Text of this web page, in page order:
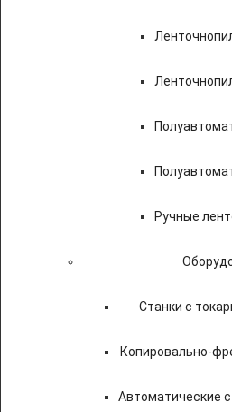
Ручные
Станки с
Копировально-
Автоматические